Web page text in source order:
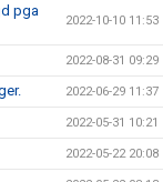
pga
2022-10-10 11:53
2022-08-31 09:29
2022-06-29 11:37
2022-05-31 10:21
2022-05-22 20:08